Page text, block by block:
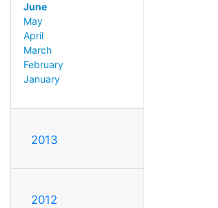
June
May
April
March
February
January
2013
2012